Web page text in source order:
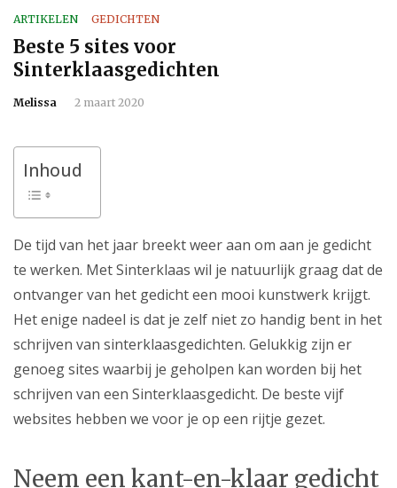
ARTIKELEN GEDICHTEN
Beste 5 sites voor
Sinterklaasgedichten
Melissa 2 maart 2020
Inhoud
De tijd van het jaar breekt weer aan om aan je gedicht
te werken. Met Sinterklaas wil je natuurlijk graag dat de
ontvanger van het gedicht een mooi kunstwerk krijgt.
Het enige nadeel is dat je zelf niet zo handig bent in het
schrijven van sinterklaasgedichten. Gelukkig zijn er
genoeg sites waarbij je geholpen kan worden bij het
schrijven van een Sinterklaasgedicht. De beste vijf
websites hebben we voor je op een rijtje gezet.
Neem een kant-en-klaar gedicht